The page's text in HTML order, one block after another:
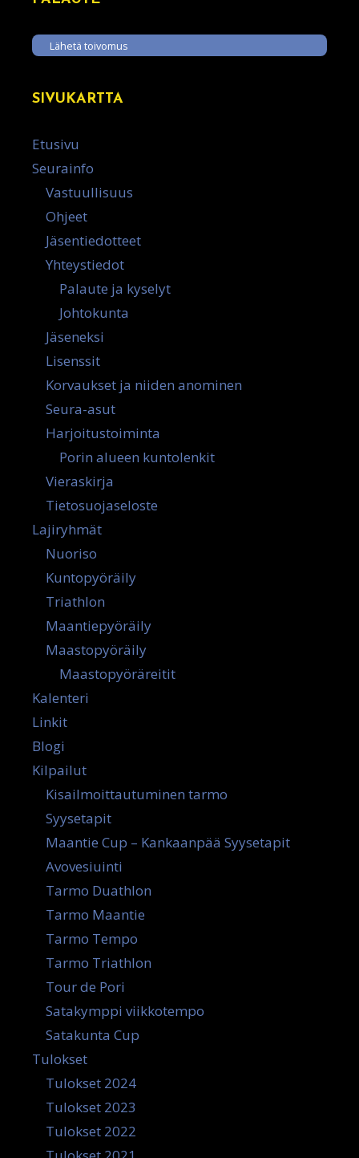
Lähetä toivomus
SIVUKARTTA
Etusivu
Seurainfo
Vastuullisuus
Ohjeet
Jäsentiedotteet
Yhteystiedot
Palaute ja kyselyt
Johtokunta
Jäseneksi
Lisenssit
Korvaukset ja niiden anominen
Seura-asut
Harjoitustoiminta
Porin alueen kuntolenkit
Vieraskirja
Tietosuojaseloste
Lajiryhmät
Nuoriso
Kuntopyöräily
Triathlon
Maantiepyöräily
Maastopyöräily
Maastopyöräreitit
Kalenteri
Linkit
Blogi
Kilpailut
Kisailmoittautuminen tarmo
Syysetapit
Maantie Cup – Kankaanpää Syysetapit
Avovesiuinti
Tarmo Duathlon
Tarmo Maantie
Tarmo Tempo
Tarmo Triathlon
Tour de Pori
Satakymppi viikkotempo
Satakunta Cup
Tulokset
Tulokset 2024
Tulokset 2023
Tulokset 2022